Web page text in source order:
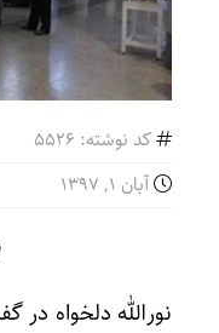
کد نوشته: 5526
آبان ۱, ۱۳۹۷
نورالله دلخواه